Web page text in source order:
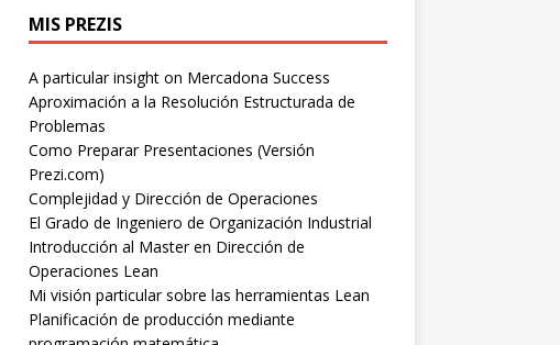
MIS PREZIS
A particular insight on Mercadona Success
Aproximación a la Resolución Estructurada de
Problemas
Como Preparar Presentaciones (Versión
Prezi.com)
Complejidad y Dirección de Operaciones
El Grado de Ingeniero de Organización Industrial
Introducción al Master en Dirección de
Operaciones Lean
Mi visión particular sobre las herramientas Lean
Planificación de producción mediante